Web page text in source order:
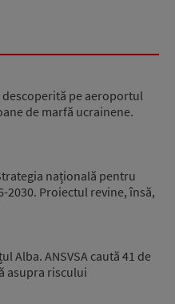
pe aeroportul
de marfă ucrainene.
națională pentru
2030. Proiectul revine, însă,
Alba. ANSVSA caută 41 de
asupra riscului